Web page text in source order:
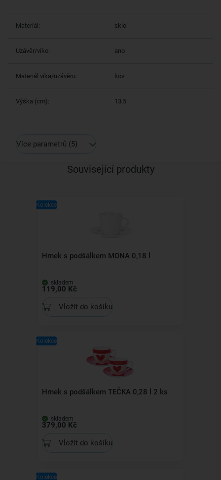
Materiál: sklo
Uzávěr/víko: ano
Materiál víka/uzávěru: kov
Výška (cm): 13,5
Více parametrů (5)
Související produkty
Kolekce
Hrnek s podšálkem MONA 0,18 l
skladem
119,00 Kč
Vložit do košíku
Kolekce
Hrnek s podšálkem TEČKA 0,28 l 2 ks
skladem
379,00 Kč
Vložit do košíku
Kolekce